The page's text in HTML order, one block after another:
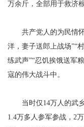
万余斤，全部用于救济
共产党人的为民情怀
洋，妻子送郎上战场”“
练武声”“忍饥挨饿送军
寇的伟大战斗中。
当时仅14万人的武乡
1.4万多人参军参战，2